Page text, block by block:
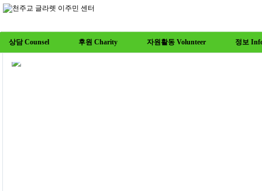
상담 Counsel 후원 Charity 자원활동 Volunteer 정보